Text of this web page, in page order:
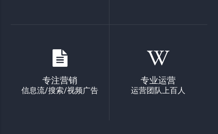
专注营销
信息流/搜索/视频广告
专业运营
运营团队上百人